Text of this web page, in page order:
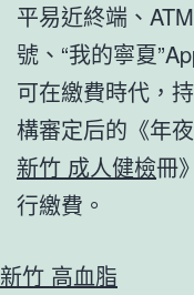
平易近終端、
號、“我的寧夏
可在繳費時代，
構審定后的《年
新竹 成人健檢冊
行繳費。
新竹 高血脂